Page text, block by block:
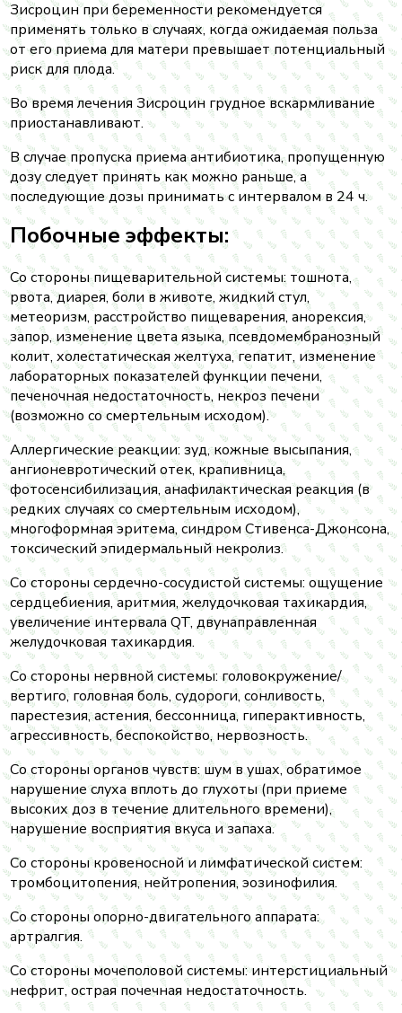
Зисроцин при беременности рекомендуется
применять только в случаях, когда ожидаемая польза
от его приема для матери превышает потенциальный
риск для плода.
Во время лечения Зисроцин грудное вскармливание
приостанавливают.
В случае пропуска приема антибиотика, пропущенную
дозу следует принять как можно раньше, а
последующие дозы принимать с интервалом в 24 ч.
Побочные эффекты:
Со стороны пищеварительной системы: тошнота,
рвота, диарея, боли в животе, жидкий стул,
метеоризм, расстройство пищеварения, анорексия,
запор, изменение цвета языка, псевдомембранозный
колит, холестатическая желтуха, гепатит, изменение
лабораторных показателей функции печени,
печеночная недостаточность, некроз печени
(возможно со смертельным исходом).
Аллергические реакции: зуд, кожные высыпания,
ангионевротический отек, крапивница,
фотосенсибилизация, анафилактическая реакция (в
редких случаях со смертельным исходом),
многоформная эритема, синдром Стивенса-Джонсона,
токсический эпидермальный некролиз.
Со стороны сердечно-сосудистой системы: ощущение
сердцебиения, аритмия, желудочковая тахикардия,
увеличение интервала QT, двунаправленная
желудочковая тахикардия.
Со стороны нервной системы: головокружение/
вертиго, головная боль, судороги, сонливость,
парестезия, астения, бессонница, гиперактивность,
агрессивность, беспокойство, нервозность.
Со стороны органов чувств: шум в ушах, обратимое
нарушение слуха вплоть до глухоты (при приеме
высоких доз в течение длительного времени),
нарушение восприятия вкуса и запаха.
Со стороны кровеносной и лимфатической систем:
тромбоцитопения, нейтропения, эозинофилия.
Со стороны опорно-двигательного аппарата:
артралгия.
Со стороны мочеполовой системы: интерстициальный
нефрит, острая почечная недостаточность.